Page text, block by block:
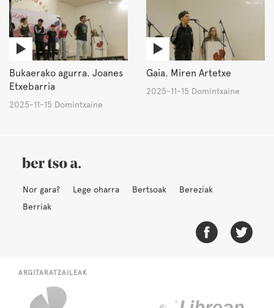
Bukaerako agurra. Joanes
Etxebarria
2025-11-15 Domintxaine
Gaia. Miren Artetxe
2025-11-15 Domintxaine
Nor gara? Lege oharra Bertsoak
Bereziak
Berriak
ARGITARATZAILEAK